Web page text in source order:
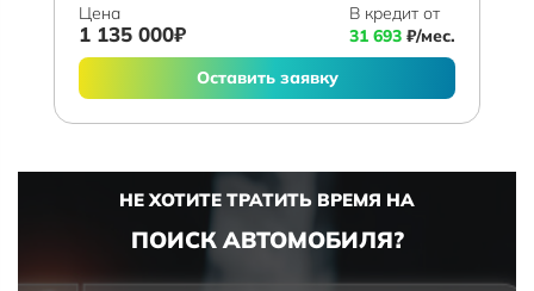
Цена
1 135 000₽
В кредит от
31 693 ₽/мес.
Оставить заявку
НЕ ХОТИТЕ ТРАТИТЬ ВРЕМЯ НА
ПОИСК АВТОМОБИЛЯ?